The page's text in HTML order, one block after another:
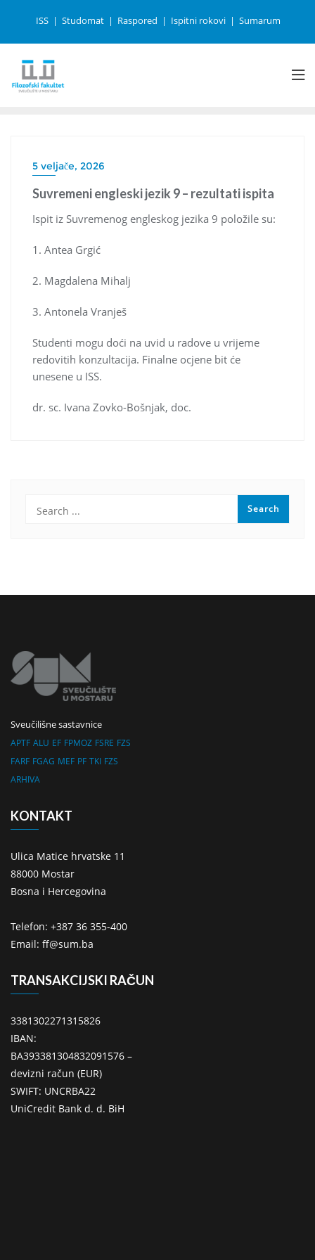
ISS Studomat Raspored Ispitni rokovi Sumarum
5 veljače, 2026
Suvremeni engleski jezik 9 – rezultati ispita
Ispit iz Suvremenog engleskog jezika 9 položile su:
1. Antea Grgić
2. Magdalena Mihalj
3. Antonela Vranješ
Studenti mogu doći na uvid u radove u vrijeme
redovitih konzultacija. Finalne ocjene bit će
unesene u ISS.
dr. sc. Ivana Zovko-Bošnjak, doc.
Sveučilišne sastavnice
APTF ALU EF FPMOZ FSRE FZS
FARF FGAG MEF PF TKI FZS
ARHIVA
KONTAKT
Ulica Matice hrvatske 11
88000 Mostar
Bosna i Hercegovina
Telefon: +387 36 355-400
Email: ff@sum.ba
TRANSAKCIJSKI RAČUN
3381302271315826
IBAN:
BA393381304832091576 –
devizni račun (EUR)
SWIFT: UNCRBA22
UniCredit Bank d. d. BiH